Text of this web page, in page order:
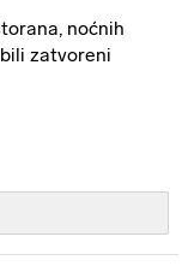
noćnih
zatvoreni